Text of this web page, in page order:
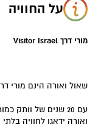
על החוויה
מורי דרך Visitor Israel
שאול ואורה הינם מורי
ואורה ידאגו לחוויה